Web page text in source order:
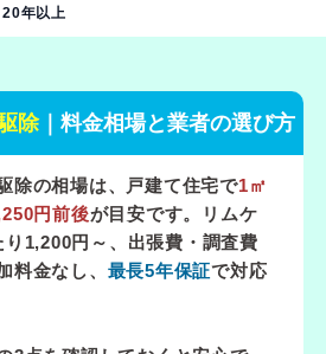
20年以上
除｜料金相場と業者の選び方
除の相場は、戸建て住宅で1㎡
円前後が目安です。リムケ
り1,200円～ 、出張費・調査費
料金なし、 最長5年保証で対応